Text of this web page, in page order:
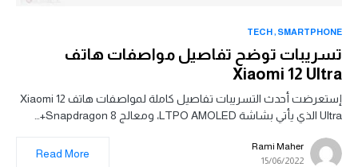
SMARTPHONE
TECH
تسريبات توضح تفاصيل مواصفات هاتف
Xiaomi 12 Ultra
إستعرضت أحدث التسريبات تفاصيل كاملة لمواصفات هاتف Xiaomi 12
Ultra الذي يأتي بشاشة LTPO AMOLED، ومعالج Snapdragon 8+…
Rami Maher
15/06/2022
Read More